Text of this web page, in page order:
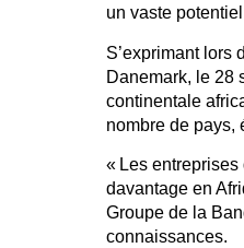
un vaste
S’exprimant lors
Danemark, le 28
continentale
nombre de pays,
« Les
davantage en
Groupe de la
connaissances.